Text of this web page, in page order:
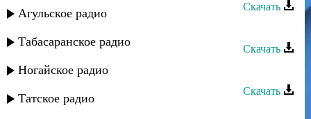
Агульское радио
Табасаранское радио
Ногайское радио
Татское радио
Скачать
Скачать
Асадула Бахтанов - Люблю тебя
Скачать